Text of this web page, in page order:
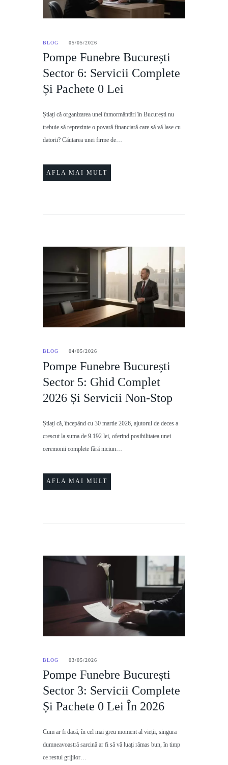
BLOG 05/05/2026
Pompe Funebre București
Sector 6: Servicii Complete
Și Pachete 0 Lei
Știați că organizarea unei înmormântări în București nu
trebuie să reprezinte o povară financiară care să vă lase cu
datorii? Căutarea unei firme de…
AFLA MAI MULT
BLOG 04/05/2026
Pompe Funebre București
Sector 5: Ghid Complet
2026 Și Servicii Non-Stop
Știați că, începând cu 30 martie 2026, ajutorul de deces a
crescut la suma de 9.192 lei, oferind posibilitatea unei
ceremonii complete fără niciun…
AFLA MAI MULT
BLOG 03/05/2026
Pompe Funebre București
Sector 3: Servicii Complete
Și Pachete 0 Lei În 2026
Cum ar fi dacă, în cel mai greu moment al vieții, singura
dumneavoastră sarcină ar fi să vă luați rămas bun, în timp
ce restul grijilor…